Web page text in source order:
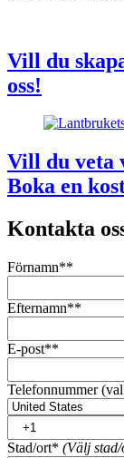
Vill du
oss!
Vill du veta
Boka en
Kontakta
Förnamn**
Efternamn**
E-post**
Telefonnummer
Stad/ort* (Välj